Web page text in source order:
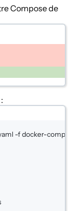
Compose de
-fdocker-